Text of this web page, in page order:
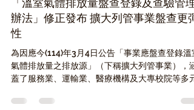
2025年12月19日
「溫室氣體排放量盤查登錄及查驗管理
辦法」修正發布 擴大列管事業盤查更彈